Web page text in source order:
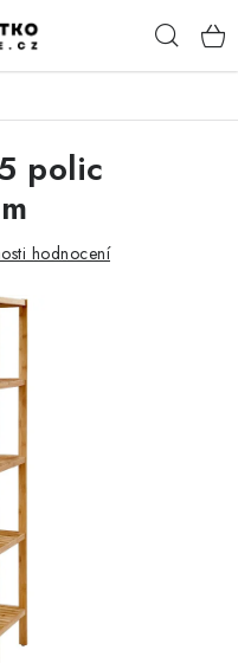
polic
hodnocení